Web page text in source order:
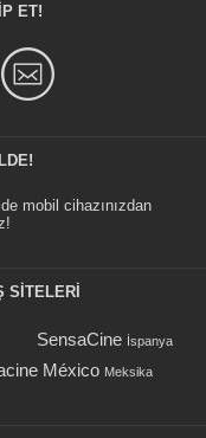
ET!
mobil cihazınızdan
SİTELERİ
SensaCine İspanya
México Meksika